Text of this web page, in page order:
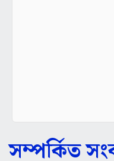
সম্পর্কিত